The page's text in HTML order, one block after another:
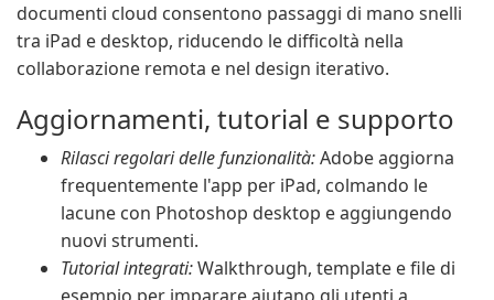
documenti cloud consentono passaggi di mano snelli
tra iPad e desktop, riducendo le difficoltà nella
collaborazione remota e nel design iterativo.
Aggiornamenti, tutorial e supporto
Rilasci regolari delle funzionalità:Adobe aggiorna
frequentemente l'app per iPad, colmando le
lacune con Photoshop desktop e aggiungendo
nuovi strumenti.
Tutorial integrati:Walkthrough, template e file di